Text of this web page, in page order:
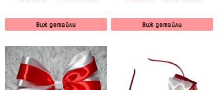
Виж детайли Виж детайли